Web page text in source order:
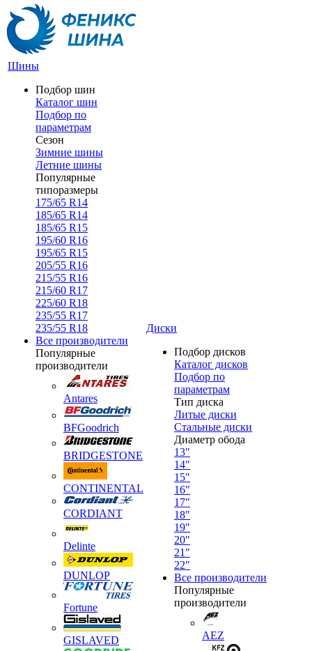
Шины
Подбор шин
Каталог шин
Подбор по
параметрам
Сезон
Зимние шины
Летние шины
Популярные
типоразмеры
175/65 R14
185/65 R14
185/65 R15
195/60 R16
195/65 R15
205/55 R16
215/55 R16
215/60 R17
225/60 R18
235/55 R17
235/55 R18
Все производители
Популярные
производители
Antares
BFGoodrich
BRIDGESTONE
CONTINENTAL
CORDIANT
Delinte
DUNLOP
Fortune
GISLAVED
Диски
Подбор дисков
Каталог дисков
Подбор по
параметрам
Тип диска
Литые диски
Стальные диски
Диаметр обода
13"
14"
15"
16"
17"
18"
19"
20"
21"
22"
Все производители
Популярные
производители
AEZ